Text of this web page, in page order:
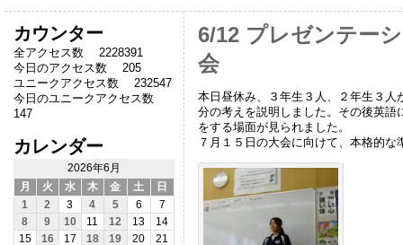
カウンター
全アクセス数 2228391
今日のアクセス数 205
ユニークアクセス数 232547
今日のユニークアクセス数
147
カレンダー
2026年6月
月
火 水 木 金 土 日
1 2 3 4 5 6
7
8
9 10 11 12 13
14
15
16 17 18 19 20
21
6/12 プレゼンテー
会
本日昼休み、３年生３人、２年生３
分の考えを説明しました。その後英
をする場面が見られました。
７月１５日の大会に向けて、本格的な